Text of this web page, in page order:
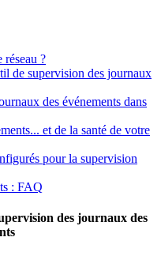
réseau ?
de supervision des journaux
des événements dans
et de la santé de votre
pour la supervision
: FAQ
des journaux des